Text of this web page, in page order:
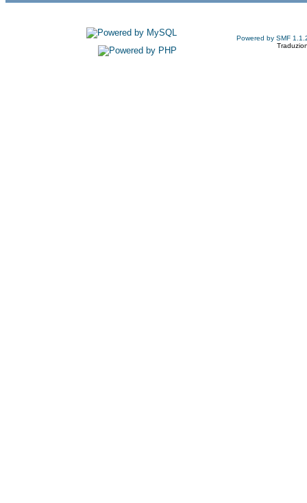
Powered by SMF